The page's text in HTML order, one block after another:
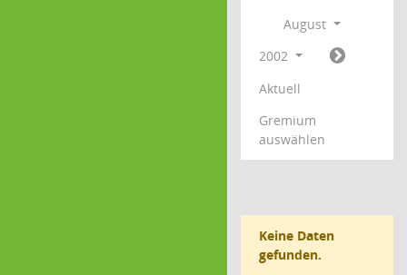
August
2002
Aktuell
Gremium
auswählen
Keine Daten
gefunden.